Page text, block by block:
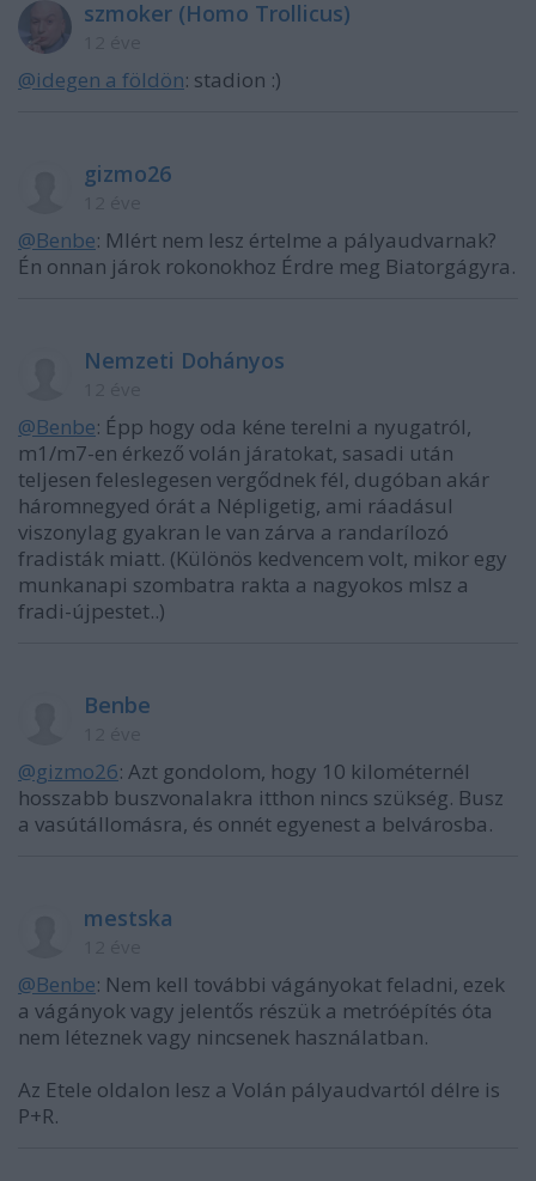
szmoker (Homo Trollicus)
@idegen a földön: stadion :)
gizmo26
@Benbe: MIért nem lesz értelme a pályaudvarnak?
Én onnan járok rokonokhoz Érdre meg Biatorgágyra.
Nemzeti Dohányos
@Benbe: Épp hogy oda kéne terelni a nyugatról,
m1/m7-en érkező volán járatokat, sasadi után
teljesen feleslegesen vergődnek fél, dugóban akár
háromnegyed órát a Népligetig, ami ráadásul
viszonylag gyakran le van zárva a randarílozó
fradisták miatt. (Különös kedvencem volt, mikor egy
munkanapi szombatra rakta a nagyokos mlsz a
fradi-újpestet..)
Benbe
@gizmo26: Azt gondolom, hogy 10 kilométernél
hosszabb buszvonalakra itthon nincs szükség. Busz
a vasútállomásra, és onnét egyenest a belvárosba.
mestska
@Benbe: Nem kell további vágányokat feladni, ezek
a vágányok vagy jelentős részük a metróépítés óta
nem léteznek vagy nincsenek használatban.
Az Etele oldalon lesz a Volán pályaudvartól délre is
P+R.